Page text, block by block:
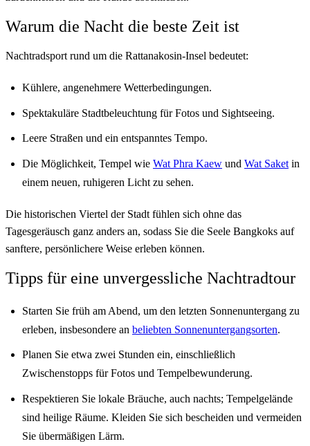
Warum die Nacht die beste Zeit ist
Nachtradsport rund um die Rattanakosin-Insel bedeutet:
Kühlere, angenehmere Wetterbedingungen.
Spektakuläre Stadtbeleuchtung für Fotos und Sightseeing.
Leere Straßen und ein entspanntes Tempo.
Die Möglichkeit, Tempel wie Wat Phra Kaew und Wat Saket in
einem neuen, ruhigeren Licht zu sehen.
Die historischen Viertel der Stadt fühlen sich ohne das
Tagesgeräusch ganz anders an, sodass Sie die Seele Bangkoks auf
sanftere, persönlichere Weise erleben können.
Tipps für eine unvergessliche Nachtradtour
Starten Sie früh am Abend, um den letzten Sonnenuntergang zu
erleben, insbesondere an beliebten Sonnenuntergangsorten.
Planen Sie etwa zwei Stunden ein, einschließlich
Zwischenstopps für Fotos und Tempelbewunderung.
Respektieren Sie lokale Bräuche, auch nachts; Tempelgelände
sind heilige Räume. Kleiden Sie sich bescheiden und vermeiden
Sie übermäßigen Lärm.